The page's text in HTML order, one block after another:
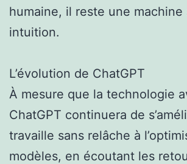
humaine, il reste une machine
intuition.
L’évolution de ChatGPT
À mesure que la technologie
ChatGPT continuera de
travaille sans relâche à
modèles, en écoutant les